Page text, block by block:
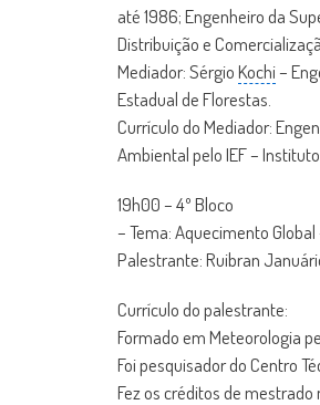
até 1986; Engenheiro da
Distribuição e
Mediador: SérgioKochi–
Estadual de Florestas.
Currículo do Mediador:
Ambiental pelo IEF –
19h00 – 4º Bloco
– Tema: Aquecimento
Palestrante: Ruibran
Currículo do palestrante:
Formado em Meteorologia
Foi pesquisador do Centro
Fez os créditos de mestrado